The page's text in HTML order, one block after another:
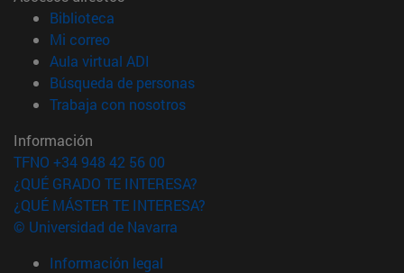
Biblioteca
Mi correo(abre en nueva ventana)
Aula virtual ADI
Búsqueda de personas(abre en nueva ventana)
Trabaja con nosotros(abre en nueva ventana)
Información
TFNO +34 948 42 56 00
¿QUÉ GRADO TE INTERESA?
¿QUÉ MÁSTER TE INTERESA?
© Universidad de Navarra
Información legal